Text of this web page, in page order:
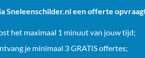
Sneleenschilder.nl een offerte
het maximaal 1 minuut van jouw tijd;
je minimaal 3 GRATIS offertes;